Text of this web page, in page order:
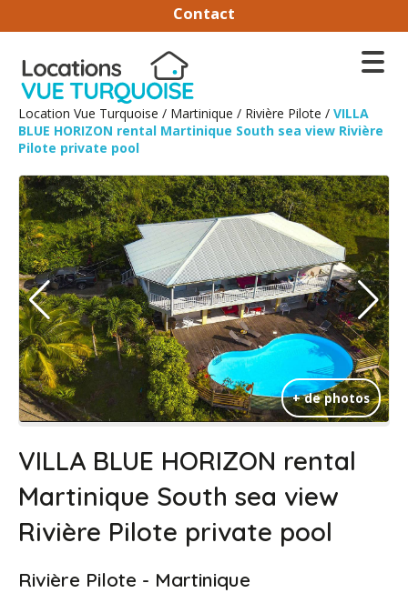
Contact
Location Vue Turquoise / Martinique / Rivière Pilote / VILLA
BLUE HORIZON rental Martinique South sea view Rivière
Pilote private pool
+ de photos
VILLA BLUE HORIZON rental
Martinique South sea view
Rivière Pilote private pool
Rivière Pilote - Martinique